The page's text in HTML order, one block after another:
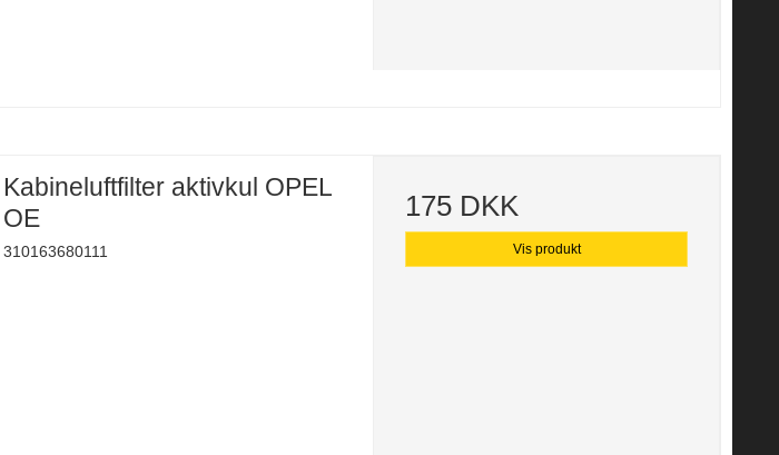
Kabineluftfilter aktivkul OPEL
OE
310163680111
175 DKK
Vis produkt